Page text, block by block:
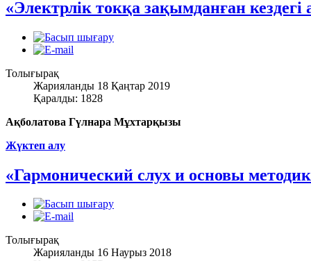
«Электрлік токқа зақымданған
Толығырақ
Жарияланды 18 Қаңтар 2019
Қаралды: 1828
Ақболатова Гүлнара Мұхтарқызы
Жүктеп алу
«Гармонический слух и основы
Толығырақ
Жарияланды 16 Наурыз 2018